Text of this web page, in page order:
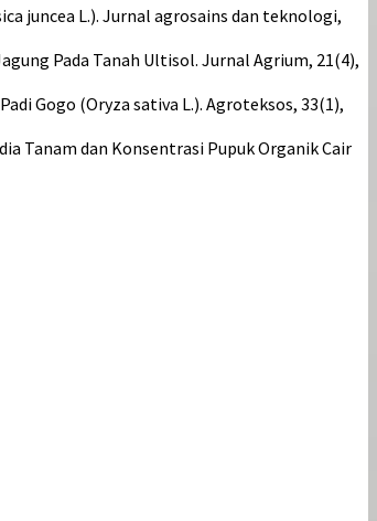
juncea L.). Jurnal agrosains dan teknologi,
Pada Tanah Ultisol. Jurnal Agrium, 21(4),
Gogo (Oryza sativa L.). Agroteksos, 33(1),
Tanam dan Konsentrasi Pupuk Organik Cair